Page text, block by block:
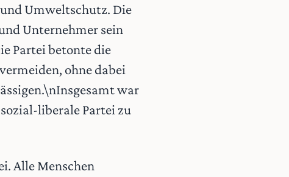
Umweltschutz. Die
Unternehmer sein
Partei betonte die
ohne dabei
war
liberale Partei zu
Alle Menschen